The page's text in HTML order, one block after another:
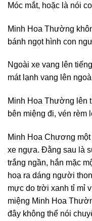
Móc mắt, hoặc là nói
Minh Hoa Thường
bánh ngọt hình con
Ngoài xe vang lên
mát lạnh vang lên
Minh Hoa Thường lên
bên miệng đi, vén rèm
Minh Hoa Chương
xe ngựa. Đằng sau là
trắng ngần, hắn mặc
hoạ ra dáng người
mực do trời xanh tỉ mỉ
miệng Minh Hoa
đây không thể nói